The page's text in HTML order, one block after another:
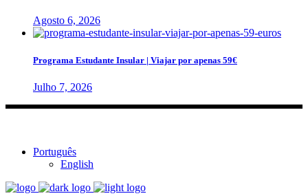
Agosto 6, 2026
Programa Estudante Insular | Viajar por apenas 59€
Julho 7, 2026
Português
English